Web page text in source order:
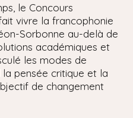
le Concours
vivre la francophonie
Sorbonne au-delà de
académiques et
les modes de
pensée critique et la
de changement